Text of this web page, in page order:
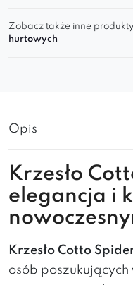
Zobacz także inne
hurtowych
Opis
Krzesło
elegancja i
Krzesło Cotto
osób poszukujących